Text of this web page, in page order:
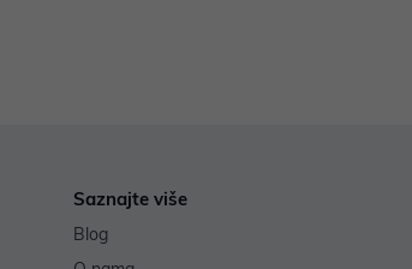
Saznajte više
Blog